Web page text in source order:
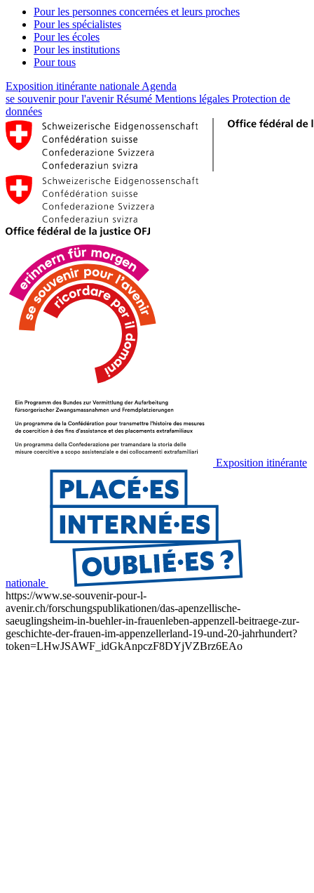
Pour les personnes concernées et leurs proches
Pour les spécialistes
Pour les écoles
Pour les institutions
Pour tous
Exposition itinérante nationale Agenda
se souvenir pour l'avenirRésumé Mentions légales Protection de
données
Exposition itinérante
nationale
https://www.se-souvenir-pour-l-
avenir.ch/forschungspublikationen/das-apenzellische-
saeuglingsheim-in-buehler-in-frauenleben-appenzell-beitraege-zur-
geschichte-der-frauen-im-appenzellerland-19-und-20-jahrhundert?
token=LHwJSAWF_idGkAnpczF8DYjVZBrz6EAo